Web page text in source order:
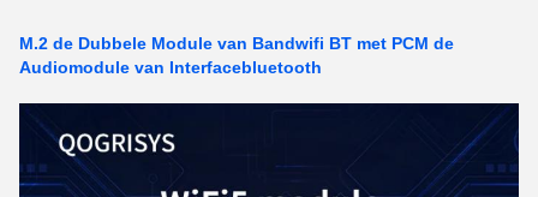
M.2 de Dubbele Module van Bandwifi BT met PCM de
Audiomodule van Interfacebluetooth